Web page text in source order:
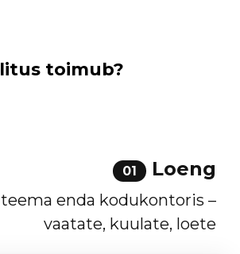
toimub?
01 Loeng
enda kodukontoris –
vaatate, kuulate, loete